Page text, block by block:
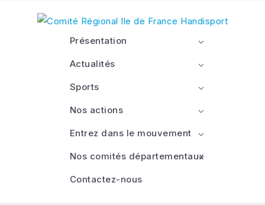
Présentation
Actualités
Sports
Nos actions
Entrez dans le mouvement
Nos comités départementaux
Contactez-nous